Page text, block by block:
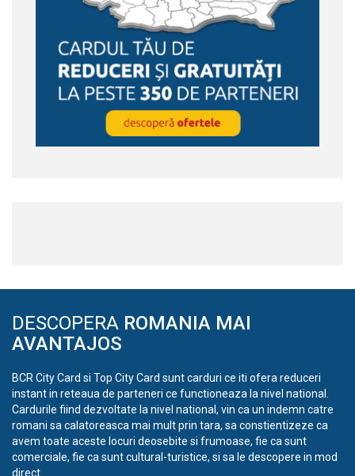
DESCOPERA ROMANIA MAI
AVANTAJOS
BCR City Card si Top City Card sunt carduri ce iti ofera reduceri
instant in reteaua de parteneri ce functioneaza la nivel national.
Cardurile fiind dezvoltate la nivel national, vin ca un indemn catre
romani sa calatoreasca mai mult prin tara, sa constientizeze ca
avem toate aceste locuri deosebite si frumoase, fie ca sunt
comerciale, fie ca sunt cultural-turistice, si sa le descopere in mod
direct.